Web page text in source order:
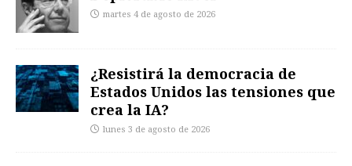
martes 4 de agosto de 2026
¿Resistirá la democracia de
Estados Unidos las tensiones que
crea la IA?
lunes 3 de agosto de 2026